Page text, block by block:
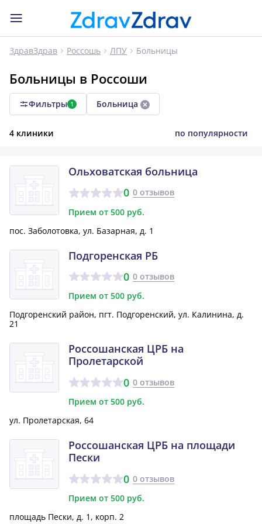
ЗдравЗдрав Россошь ЛПУ Больницы
Больницы в Россоши
Фильтры 1 Больница
4 клиники по популярности
Ольховатская больница
0 0 отзывов
Прием от 500 руб.
пос. Заболотовка, ул. Базарная, д. 1
Подгоренская РБ
0 0 отзывов
Прием от 500 руб.
Подгоренский район, пгт. Подгоренский, ул. Калинина, д.
21
Россошанская ЦРБ на
Пролетарской
0 0 отзывов
Прием от 500 руб.
ул. Пролетарская, 64
Россошанская ЦРБ на площади
Пески
0 0 отзывов
Прием от 500 руб.
площадь Пески, д. 1, корп. 2